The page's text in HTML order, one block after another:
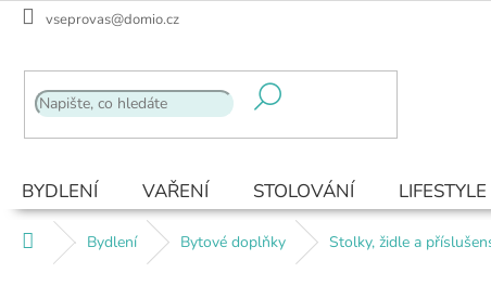
Přejít
vseprovas@domio.cz
BYDLENÍ VAŘENÍ STOLOVÁNÍ LIFESTYLE
Domů Bydlení Bytové doplňky Stolky, židle a